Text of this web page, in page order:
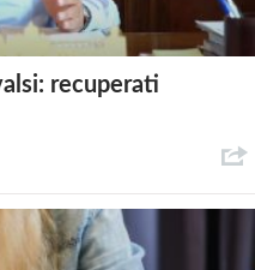
recuperati